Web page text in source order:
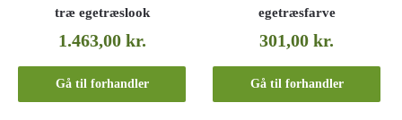
træ egetræslook
1.463,00 kr.
Gå til forhandler
egetræsfarve
301,00kr.
Gå til forhandler